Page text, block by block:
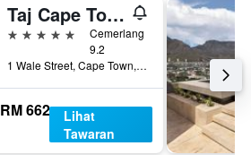
Taj Cape Town
5 bintang
Cemerlang
9.2
1 Wale Street, Cape Town, Western Cape, Afrika Selatan
RM 662
Lihat
Tawaran